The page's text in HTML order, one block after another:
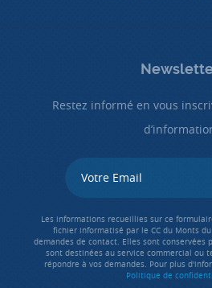
Restez informé en vous
Les informations recueillies sur ce
fichier informatisé par le CC du Monts
demandes de contact. Elles sont conservées
sont destinées au service commercial ou
répondre à vos demandes. Pour plus
Politique de